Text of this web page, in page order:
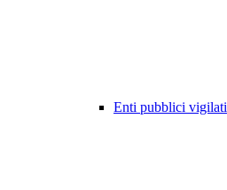
Enti pubblici vigilati